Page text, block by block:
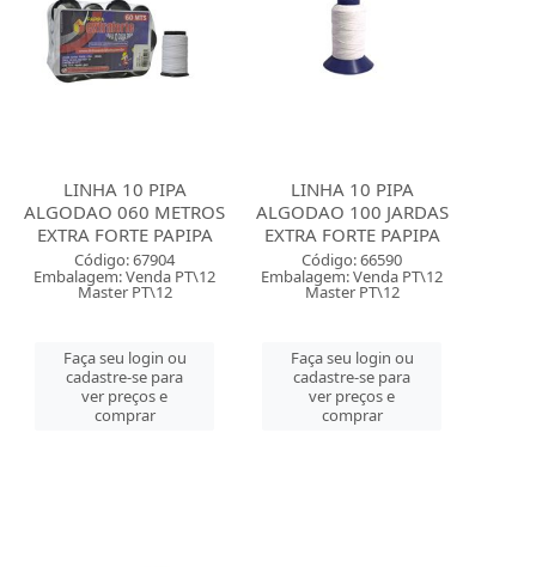
LINHA 10 PIPA
ALGODAO 060 METROS
EXTRA FORTE PAPIPA
Código: 67904
Embalagem: Venda PT\12
Master PT\12
Faça seu login ou
cadastre-se para
ver preços e
comprar
LINHA 10 PIPA
ALGODAO 100 JARDAS
EXTRA FORTE PAPIPA
Código: 66590
Embalagem: Venda PT\12
Master PT\12
Faça seu login ou
cadastre-se para
ver preços e
comprar